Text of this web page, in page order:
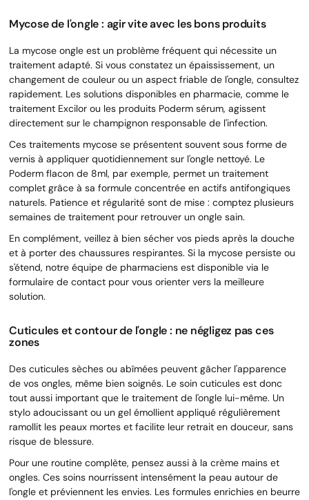
Mycose de l'ongle : agir vite avec les bons produits
La mycose ongle est un problème fréquent qui nécessite un
traitement adapté. Si vous constatez un épaississement, un
changement de couleur ou un aspect friable de l'ongle, consultez
rapidement. Les solutions disponibles en pharmacie, comme le
traitement Excilor ou les produits Poderm sérum, agissent
directement sur le champignon responsable de l'infection.
Ces traitements mycose se présentent souvent sous forme de
vernis à appliquer quotidiennement sur l'ongle nettoyé. Le
Poderm flacon de 8ml, par exemple, permet un traitement
complet grâce à sa formule concentrée en actifs antifongiques
naturels. Patience et régularité sont de mise : comptez plusieurs
semaines de traitement pour retrouver un ongle sain.
En complément, veillez à bien sécher vos pieds après la douche
et à porter des chaussures respirantes. Si la mycose persiste ou
s'étend, notre équipe de pharmaciens est disponible via le
formulaire de contact pour vous orienter vers la meilleure
solution.
Cuticules et contour de l'ongle : ne négligez pas ces
zones
Des cuticules sèches ou abîmées peuvent gâcher l'apparence
de vos ongles, même bien soignés. Le soin cuticules est donc
tout aussi important que le traitement de l'ongle lui-même. Un
stylo adoucissant ou un gel émollient appliqué régulièrement
ramollit les peaux mortes et facilite leur retrait en douceur, sans
risque de blessure.
Pour une routine complète, pensez aussi à la crème mains et
ongles. Ces soins nourrissent intensément la peau autour de
l'ongle et préviennent les envies. Les formules enrichies en beurre